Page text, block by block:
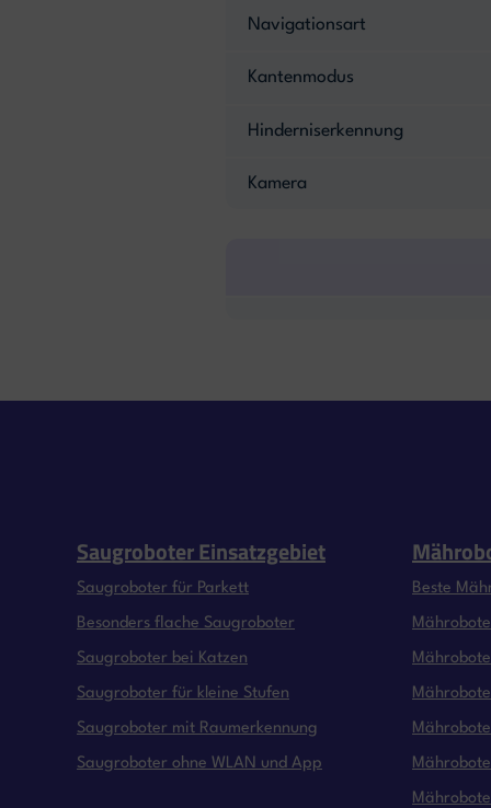
Navigationsart
Kantenmodus
Hinderniserkennung
Kamera
Saugroboter Einsatzgebiet
Saugroboter für Parkett
Besonders flache Saugroboter
Saugroboter bei Katzen
Saugroboter für kleine Stufen
Saugroboter mit Raumerkennung
Saugroboter ohne WLAN und App
Beste